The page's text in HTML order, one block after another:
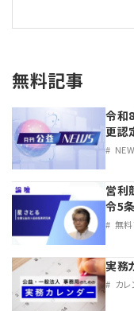
無料記事
令和
更認
営利
令5
無
実務
カ